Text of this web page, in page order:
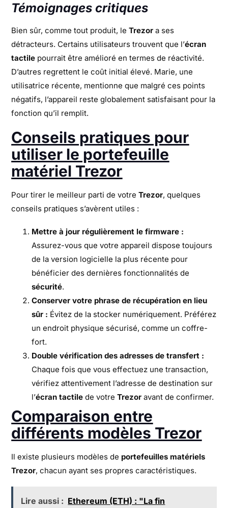
Témoignages critiques
Bien sûr, comme tout produit, leTrezor a ses
détracteurs. Certains utilisateurs trouvent que l’écran
tactile pourrait être amélioré en termes de réactivité.
D’autres regrettent le coût initial élevé. Marie, une
utilisatrice récente, mentionne que malgré ces points
négatifs, l’appareil reste globalement satisfaisant pour la
fonction qu’il remplit.
Conseils pratiques pour
utiliser le portefeuille
matériel Trezor
Pour tirer le meilleur parti de votreTrezor, quelques
conseils pratiques s’avèrent utiles :
Mettre à jour régulièrement le firmware :
Assurez-vous que votre appareil dispose toujours
de la version logicielle la plus récente pour
bénéficier des dernières fonctionnalités de
sécurité.
Conserver votre phrase de récupération en lieu
sûr : Évitez de la stocker numériquement. Préférez
un endroit physique sécurisé, comme un coffre-
fort.
Double vérification des adresses de transfert :
Chaque fois que vous effectuez une transaction,
vérifiez attentivement l’adresse de destination sur
l’écran tactile de votreTrezor avant de confirmer.
Comparaison entre
différents modèles Trezor
Il existe plusieurs modèles de portefeuilles matériels
Trezor, chacun ayant ses propres caractéristiques.
Lire aussi : Ethereum (ETH) : "La fin